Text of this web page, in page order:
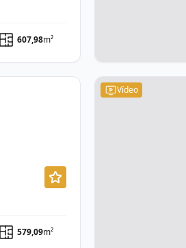
607,98m²
579,09m²
Vídeo